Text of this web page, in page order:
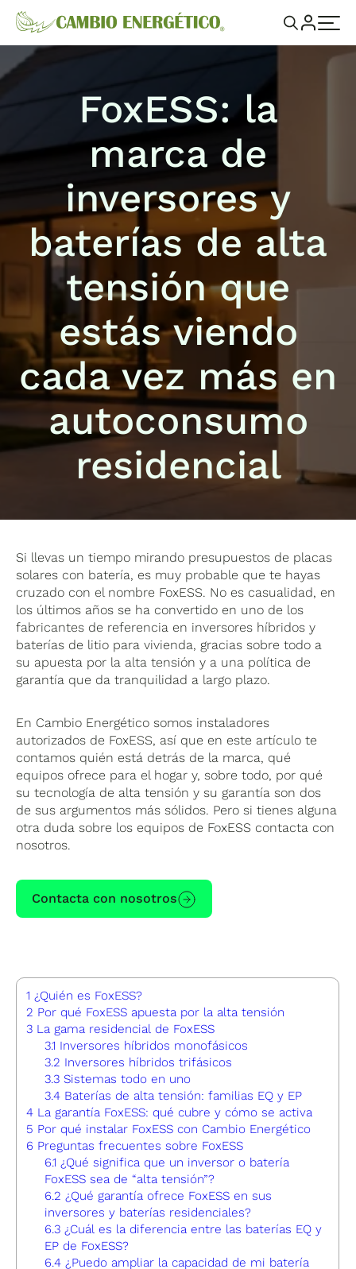
FoxESS: la
marca de
inversores y
baterías de alta
tensión que
estás viendo
cada vez más en
autoconsumo
residencial
Si llevas un tiempo mirando presupuestos de placas
solares con batería, es muy probable que te hayas
cruzado con el nombre FoxESS. No es casualidad, en
los últimos años se ha convertido en uno de los
fabricantes de referencia en inversores híbridos y
baterías de litio para vivienda, gracias sobre todo a
su apuesta por la alta tensión y a una política de
garantía que da tranquilidad a largo plazo.
En Cambio Energético somos instaladores
autorizados de FoxESS, así que en este artículo te
contamos quién está detrás de la marca, qué
equipos ofrece para el hogar y, sobre todo, por qué
su tecnología de alta tensión y su garantía son dos
de sus argumentos más sólidos. Pero si tienes alguna
otra duda sobre los equipos de FoxESS contacta con
nosotros.
Contacta con nosotros
1 ¿Quién es FoxESS?
2 Por qué FoxESS apuesta por la alta tensión
3 La gama residencial de FoxESS
3.1 Inversores híbridos monofásicos
3.2 Inversores híbridos trifásicos
3.3 Sistemas todo en uno
3.4 Baterías de alta tensión: familias EQ y EP
4 La garantía FoxESS: qué cubre y cómo se activa
5 Por qué instalar FoxESS con Cambio Energético
6 Preguntas frecuentes sobre FoxESS
6.1 ¿Qué significa que un inversor o batería
FoxESS sea de “alta tensión”?
6.2 ¿Qué garantía ofrece FoxESS en sus
inversores y baterías residenciales?
6.3 ¿Cuál es la diferencia entre las baterías EQ y
EP de FoxESS?
6.4 ¿Puedo ampliar la capacidad de mi batería